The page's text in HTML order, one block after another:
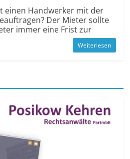
einen Handwerker mit der
Der Mieter sollte
immer eine Frist zur
Weiterlesen